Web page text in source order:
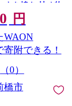
すき焼き 炒め物
上州牛 使いや
期保存 冷凍 ス
県 前橋市
円
WAON
寄附できる！
（0）
橋市